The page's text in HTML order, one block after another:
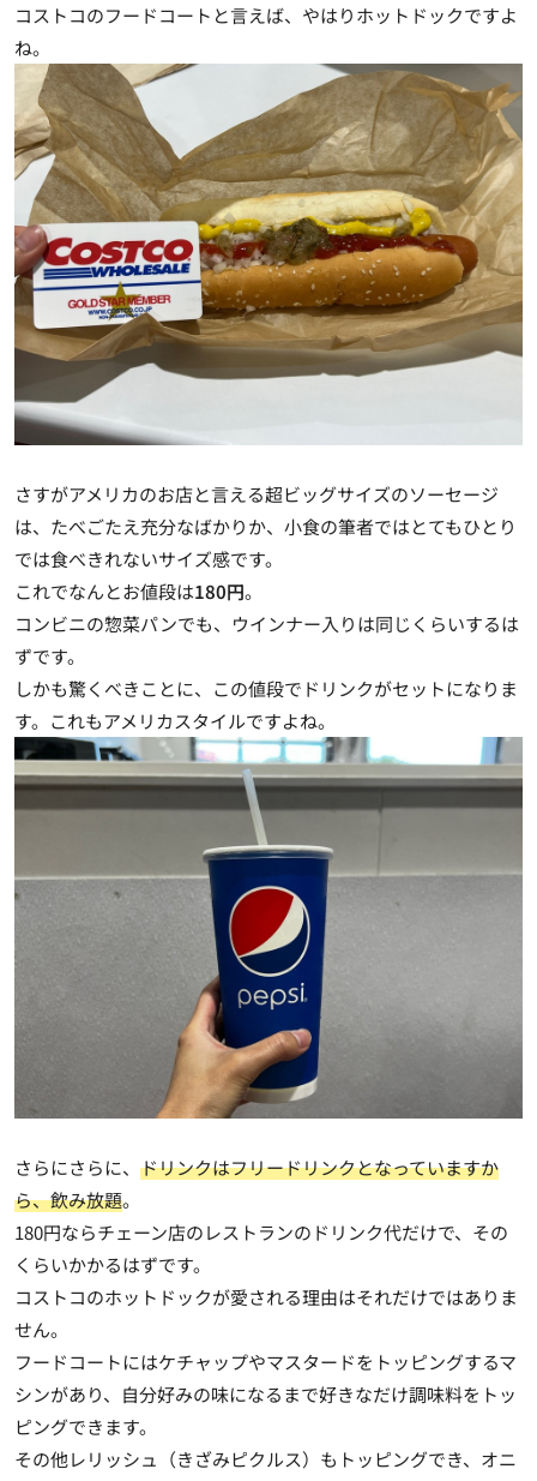
コストコのフードコートと言えば、やはりホットドックですよ
ね。
さすがアメリカのお店と言える超ビッグサイズのソーセージ
は、たべごたえ充分なばかりか、小食の筆者ではとてもひとり
では食べきれないサイズ感です。
これでなんとお値段は180円。
コンビニの惣菜パンでも、ウインナー入りは同じくらいするは
ずです。
しかも驚くべきことに、この値段でドリンクがセットになりま
す。これもアメリカスタイルですよね。
さらにさらに、 ドリンクはフリードリンクとなっていますか
ら、飲み放題。
180円ならチェーン店のレストランのドリンク代だけで、その
くらいかかるはずです。
コストコのホットドックが愛される理由はそれだけではありま
せん。
フードコートにはケチャップやマスタードをトッピングするマ
シンがあり、自分好みの味になるまで好きなだけ調味料をトッ
ピングできます。
その他レリッシュ（きざみピクルス）もトッピングでき、オニ